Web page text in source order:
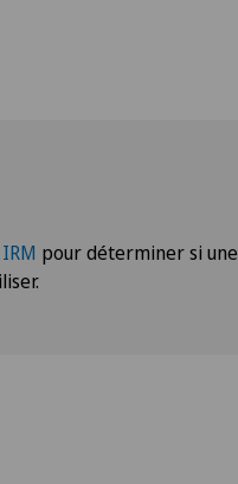
IRM pour déterminer si une